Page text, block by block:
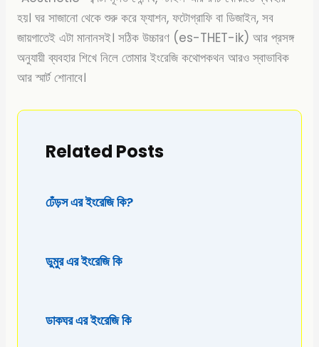
হয়। ঘর সাজানো থেকে শুরু করে ফ্যাশন, ফটোগ্রাফি বা ডিজাইন, সব
জায়গাতেই এটা মানানসই। সঠিক উচ্চারণ (es-THET-ik) আর প্রসঙ্গ
অনুযায়ী ব্যবহার শিখে নিলে তোমার ইংরেজি কথোপকথন আরও স্বাভাবিক
আর স্মার্ট শোনাবে।
Related Posts
ঢেঁড়স এর ইংরেজি কি?
ডুমুর এর ইংরেজি কি
ডাকঘর এর ইংরেজি কি